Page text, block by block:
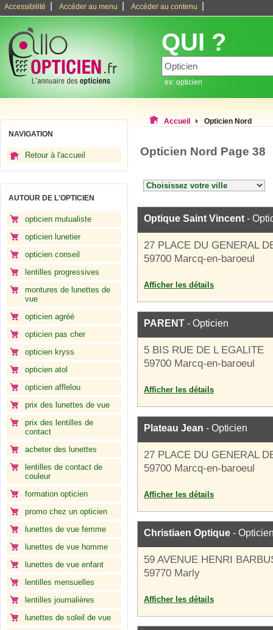
Accessibilité Accéder au menu Accéder au contenu
QUI ?
ex: opticien
NAVIGATION
Retour à l'accueil
AUTOUR DE L'OPTICIEN
opticien mutualiste
opticien lunetier
opticien conseil
lentilles progressives
montures de lunettes de
vue
opticien agréé
opticien pas cher
opticien kryss
opticien atol
opticien afflelou
prix des lunettes de vue
prix des lentilles de
contact
acheter des lunettes
lentilles de contact de
couleur
formation opticien
promo chez un opticien
lunettes de vue femme
lunettes de vue homme
lunettes de vue enfant
lentilles mensuelles
lentilles journalières
lunettes de soleil de vue
Accueil Opticien Nord
Opticien Nord Page 38
Optique Saint Vincent -
27 PLACE DU GENERAL
59700 Marcq-en-baroeul
Afficher les détails
PARENT - Opticien
5 BIS RUE DE L EGALITE
59700 Marcq-en-baroeul
Afficher les détails
Plateau Jean - Opticien
27 PLACE DU GENERAL
59700 Marcq-en-baroeul
Afficher les détails
Christiaen Optique -
59 AVENUE HENRI
59770 Marly
Afficher les détails